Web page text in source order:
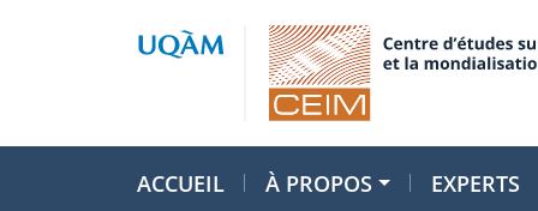
ACCUEIL À PROPOS EXPERTS